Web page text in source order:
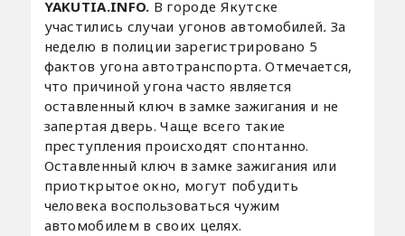
YAKUTIA.INFO. В городе Якутске
участились случаи угонов автомобилей.За
неделю в полиции зарегистрировано 5
фактов угона автотранспорта. Отмечается,
что причиной угона часто является
оставленный ключ в замке зажигания и не
запертая дверь. Чаще всего такие
преступления происходят спонтанно.
Оставленный ключ в замке зажигания или
приоткрытое окно, могут побудить
человека воспользоваться чужим
автомобилем в своих целях.